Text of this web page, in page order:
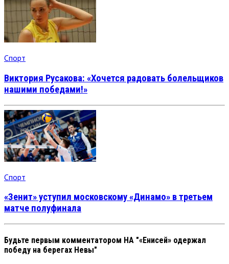
Спорт
Виктория Русакова: «Хочется радовать болельщиков
нашими победами!»
Спорт
«Зенит» уступил московскому «Динамо» в третьем
матче полуфинала
Будьте первым комментатором НА "«Енисей» одержал
победу на берегах Невы"